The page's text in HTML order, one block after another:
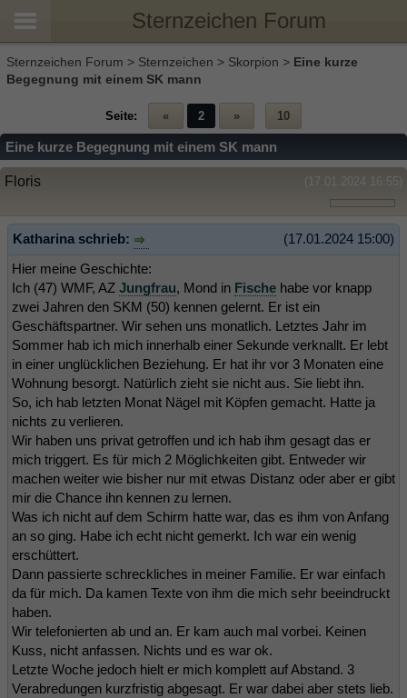
Sternzeichen Forum
Sternzeichen Forum > Sternzeichen > Skorpion > Eine kurze
Begegnung mit einem SK mann
Seite: « 2 » 10
Eine kurze Begegnung mit einem SK mann
(17.01.2024 16:55)
Floris
(17.01.2024 15:00)
Katharina schrieb:
Hier meine Geschichte:
Ich (47) WMF, AZ Jungfrau, Mond in Fische habe vor knapp
zwei Jahren den SKM (50) kennen gelernt. Er ist ein
Geschäftspartner. Wir sehen uns monatlich. Letztes Jahr im
Sommer hab ich mich innerhalb einer Sekunde verknallt. Er lebt
in einer unglücklichen Beziehung. Er hat ihr vor 3 Monaten eine
Wohnung besorgt. Natürlich zieht sie nicht aus. Sie liebt ihn.
So, ich hab letzten Monat Nägel mit Köpfen gemacht. Hatte ja
nichts zu verlieren.
Wir haben uns privat getroffen und ich hab ihm gesagt das er
mich triggert. Es für mich 2 Möglichkeiten gibt. Entweder wir
machen weiter wie bisher nur mit etwas Distanz oder aber er gibt
mir die Chance ihn kennen zu lernen.
Was ich nicht auf dem Schirm hatte war, das es ihm von Anfang
an so ging. Habe ich echt nicht gemerkt. Ich war ein wenig
erschüttert.
Dann passierte schreckliches in meiner Familie. Er war einfach
da für mich. Da kamen Texte von ihm die mich sehr beeindruckt
haben.
Wir telefonierten ab und an. Er kam auch mal vorbei. Keinen
Kuss, nicht anfassen. Nichts und es war ok.
Letzte Woche jedoch hielt er mich komplett auf Abstand. 3
Verabredungen kurzfristig abgesagt. Er war dabei aber stets lieb.